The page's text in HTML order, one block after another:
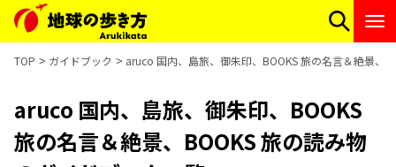
TOP ガイドブック aruco 国内、島旅、御朱印、BOOKS 旅の名言＆絶景、
aruco 国内、島旅、御朱印、BOOKS
旅の名言＆絶景、BOOKS 旅の読み物